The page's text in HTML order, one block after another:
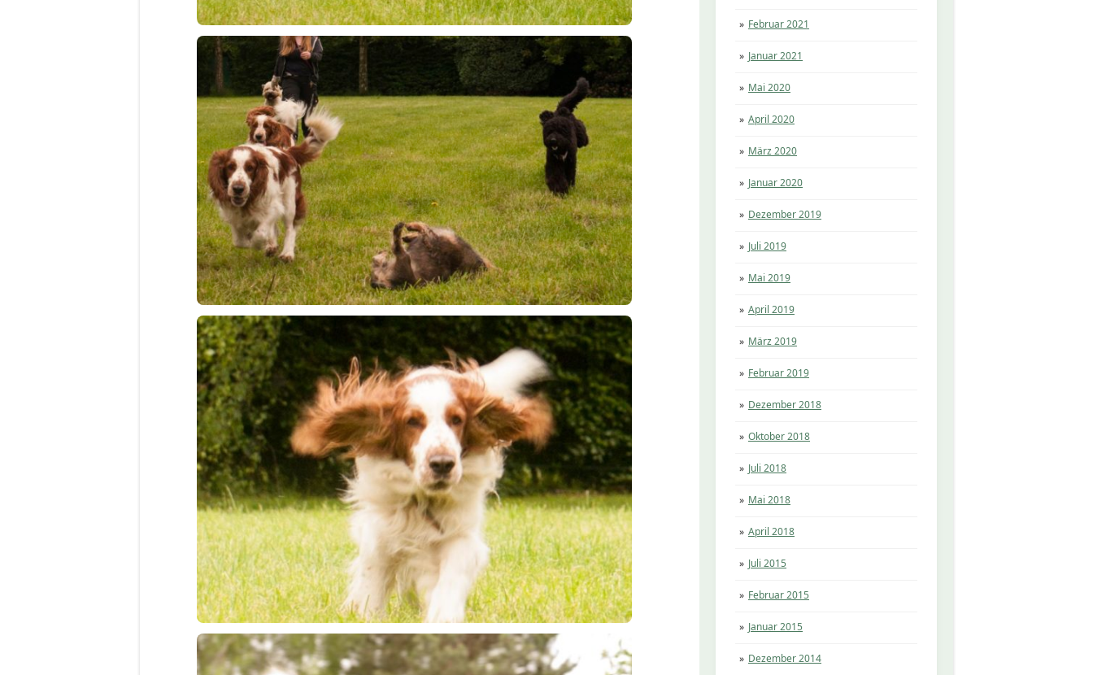
Februar 2021
Januar 2021
Mai 2020
April 2020
März 2020
Januar 2020
Dezember 2019
Juli 2019
Mai 2019
April 2019
März 2019
Februar 2019
Dezember 2018
Oktober 2018
Juli 2018
Mai 2018
April 2018
Juli 2015
Februar 2015
Januar 2015
Dezember 2014